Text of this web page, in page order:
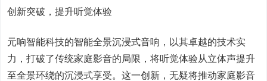
创新突破，提升听觉体验
元响智能科技的智能全景沉浸式音响，以其卓越的技术实
力，打破了传统家庭影音的局限，将听觉体验从立体声提升
至全景环绕的沉浸式享受。这一创新，无疑将推动家庭影音